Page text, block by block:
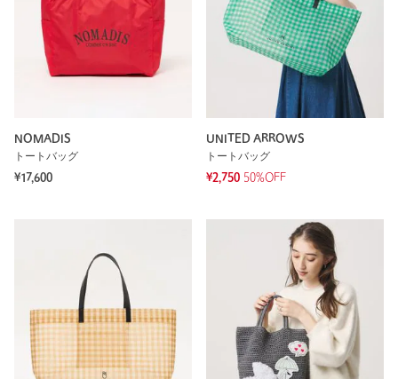
NOMADIS
トートバッグ
¥17,600
UNITED ARROWS
トートバッグ
¥2,750 50%OFF